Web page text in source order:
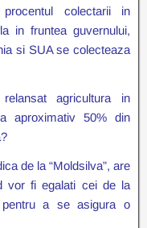
colectarii in
in fruntea guvernului,
si SUA se colecteaza
agricultura in
aproximativ 50% din
de la “Moldsilva”, are
vor fi egalati cei de la
pentru a se asigura o